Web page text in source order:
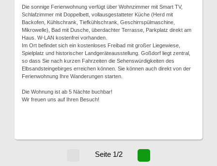
Die sonnige Ferienwohnung verfügt über Wohnzimmer mit Smart TV,
Schlafzimmer mit Doppelbett, vollausgestatteter Küche (Herd mit
Backofen, Kühlschrank, Tiefkühlschrank, Geschirrspülmaschine,
Mikrowelle), Bad mit Dusche, überdachter Terrasse, Parkplatz direkt am
Haus. W-LAN kostenfrei vorhanden.
Im Ort befindet sich ein kostenloses Freibad mit großer Liegewiese,
Spielplatz und historischer Landgeräteausstellung. Goßdorf liegt zentral,
so dass Sie nach kurzen Fahrzeiten die Sehenswürdigkeiten des
Elbsandsteingebirges erreichen können. Sie können auch direkt von der
Ferienwohnung Ihre Wanderungen starten.
Die Wohnung ist ab 5 Nächte buchbar!
Wir freuen uns auf Ihren Besuch!
Seite 1/2